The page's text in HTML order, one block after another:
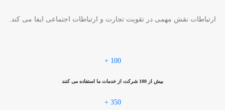
نقش مهمی در تقویت تجارت و ارتباطات اجتماعی ایفا می کند.
+
بیش از 100 شرکت از خدمات ما استفاده می کنند
+